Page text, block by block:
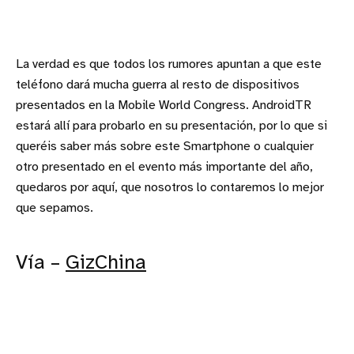
La verdad es que todos los rumores apuntan a que este
teléfono dará mucha guerra al resto de dispositivos
presentados en la Mobile World Congress. AndroidTR
estará allí para probarlo en su presentación, por lo que si
queréis saber más sobre este Smartphone o cualquier
otro presentado en el evento más importante del año,
quedaros por aquí, que nosotros lo contaremos lo mejor
que sepamos.
Vía – GizChina